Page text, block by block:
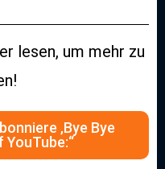
lesen, um mehr zu
‚Bye Bye
YouTube:“